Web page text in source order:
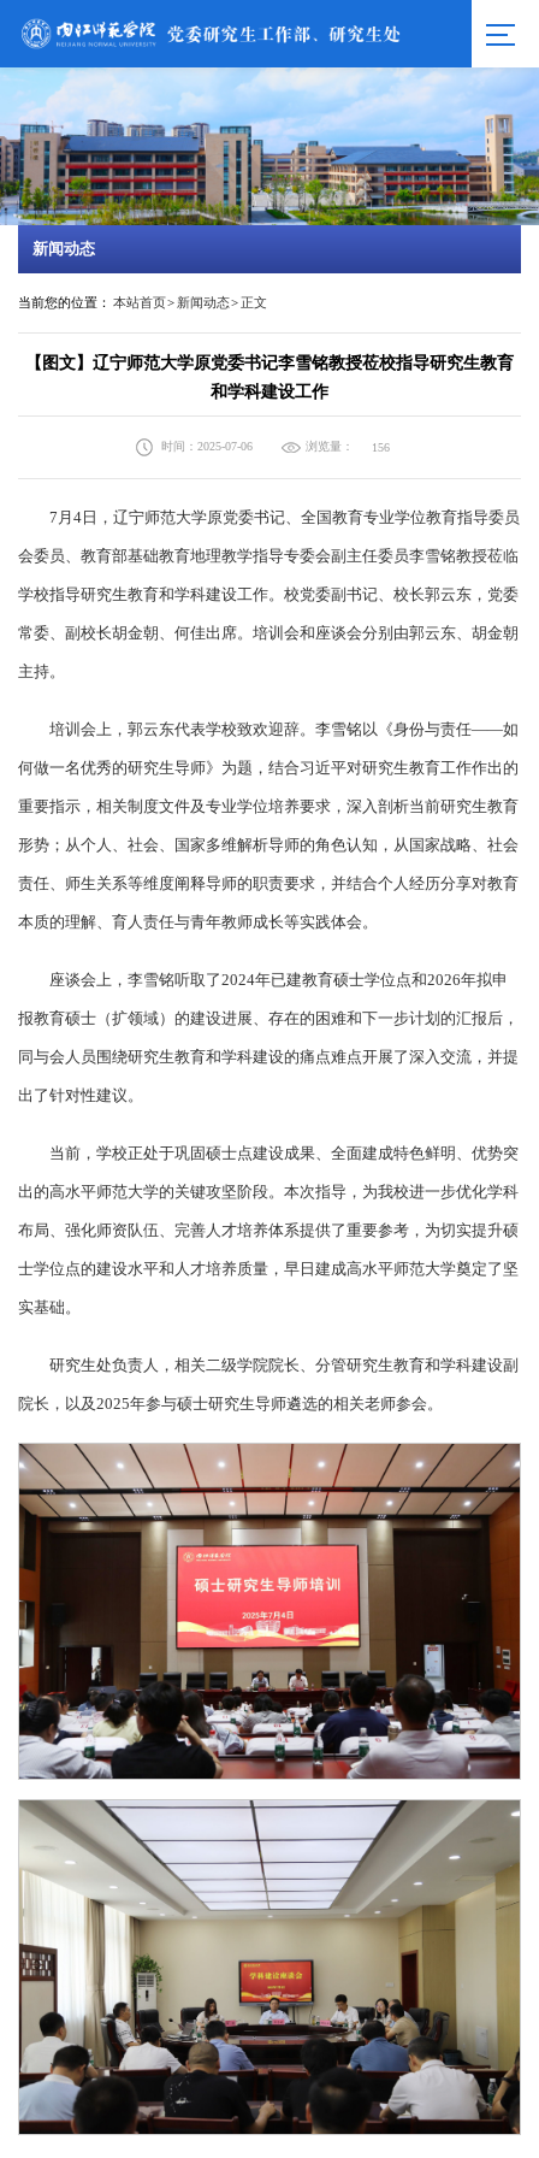
新闻动态
当前您的位置： 本站首页>新闻动态> 正文
【图文】辽宁师范大学原党委书记李雪铭教授莅校指导研究生教育
和学科建设工作
时间：2025-07-06 浏览量： 156
7月4日，辽宁师范大学原党委书记、全国教育专业学位教育指导委员
会委员、教育部基础教育地理教学指导专委会副主任委员李雪铭教授莅临
学校指导研究生教育和学科建设工作。校党委副书记、校长郭云东，党委
常委、副校长胡金朝、何佳出席。培训会和座谈会分别由郭云东、胡金朝
主持。
培训会上，郭云东代表学校致欢迎辞。李雪铭以《身份与责任——如
何做一名优秀的研究生导师》为题，结合习近平对研究生教育工作作出的
重要指示，相关制度文件及专业学位培养要求，深入剖析当前研究生教育
形势；从个人、社会、国家多维解析导师的角色认知，从国家战略、社会
责任、师生关系等维度阐释导师的职责要求，并结合个人经历分享对教育
本质的理解、育人责任与青年教师成长等实践体会。
座谈会上，李雪铭听取了2024年已建教育硕士学位点和2026年拟申
报教育硕士（扩领域）的建设进展、存在的困难和下一步计划的汇报后，
同与会人员围绕研究生教育和学科建设的痛点难点开展了深入交流，并提
出了针对性建议。
当前，学校正处于巩固硕士点建设成果、全面建成特色鲜明、优势突
出的高水平师范大学的关键攻坚阶段。本次指导，为我校进一步优化学科
布局、强化师资队伍、完善人才培养体系提供了重要参考，为切实提升硕
士学位点的建设水平和人才培养质量，早日建成高水平师范大学奠定了坚
实基础。
研究生处负责人，相关二级学院院长、分管研究生教育和学科建设副
院长，以及2025年参与硕士研究生导师遴选的相关老师参会。